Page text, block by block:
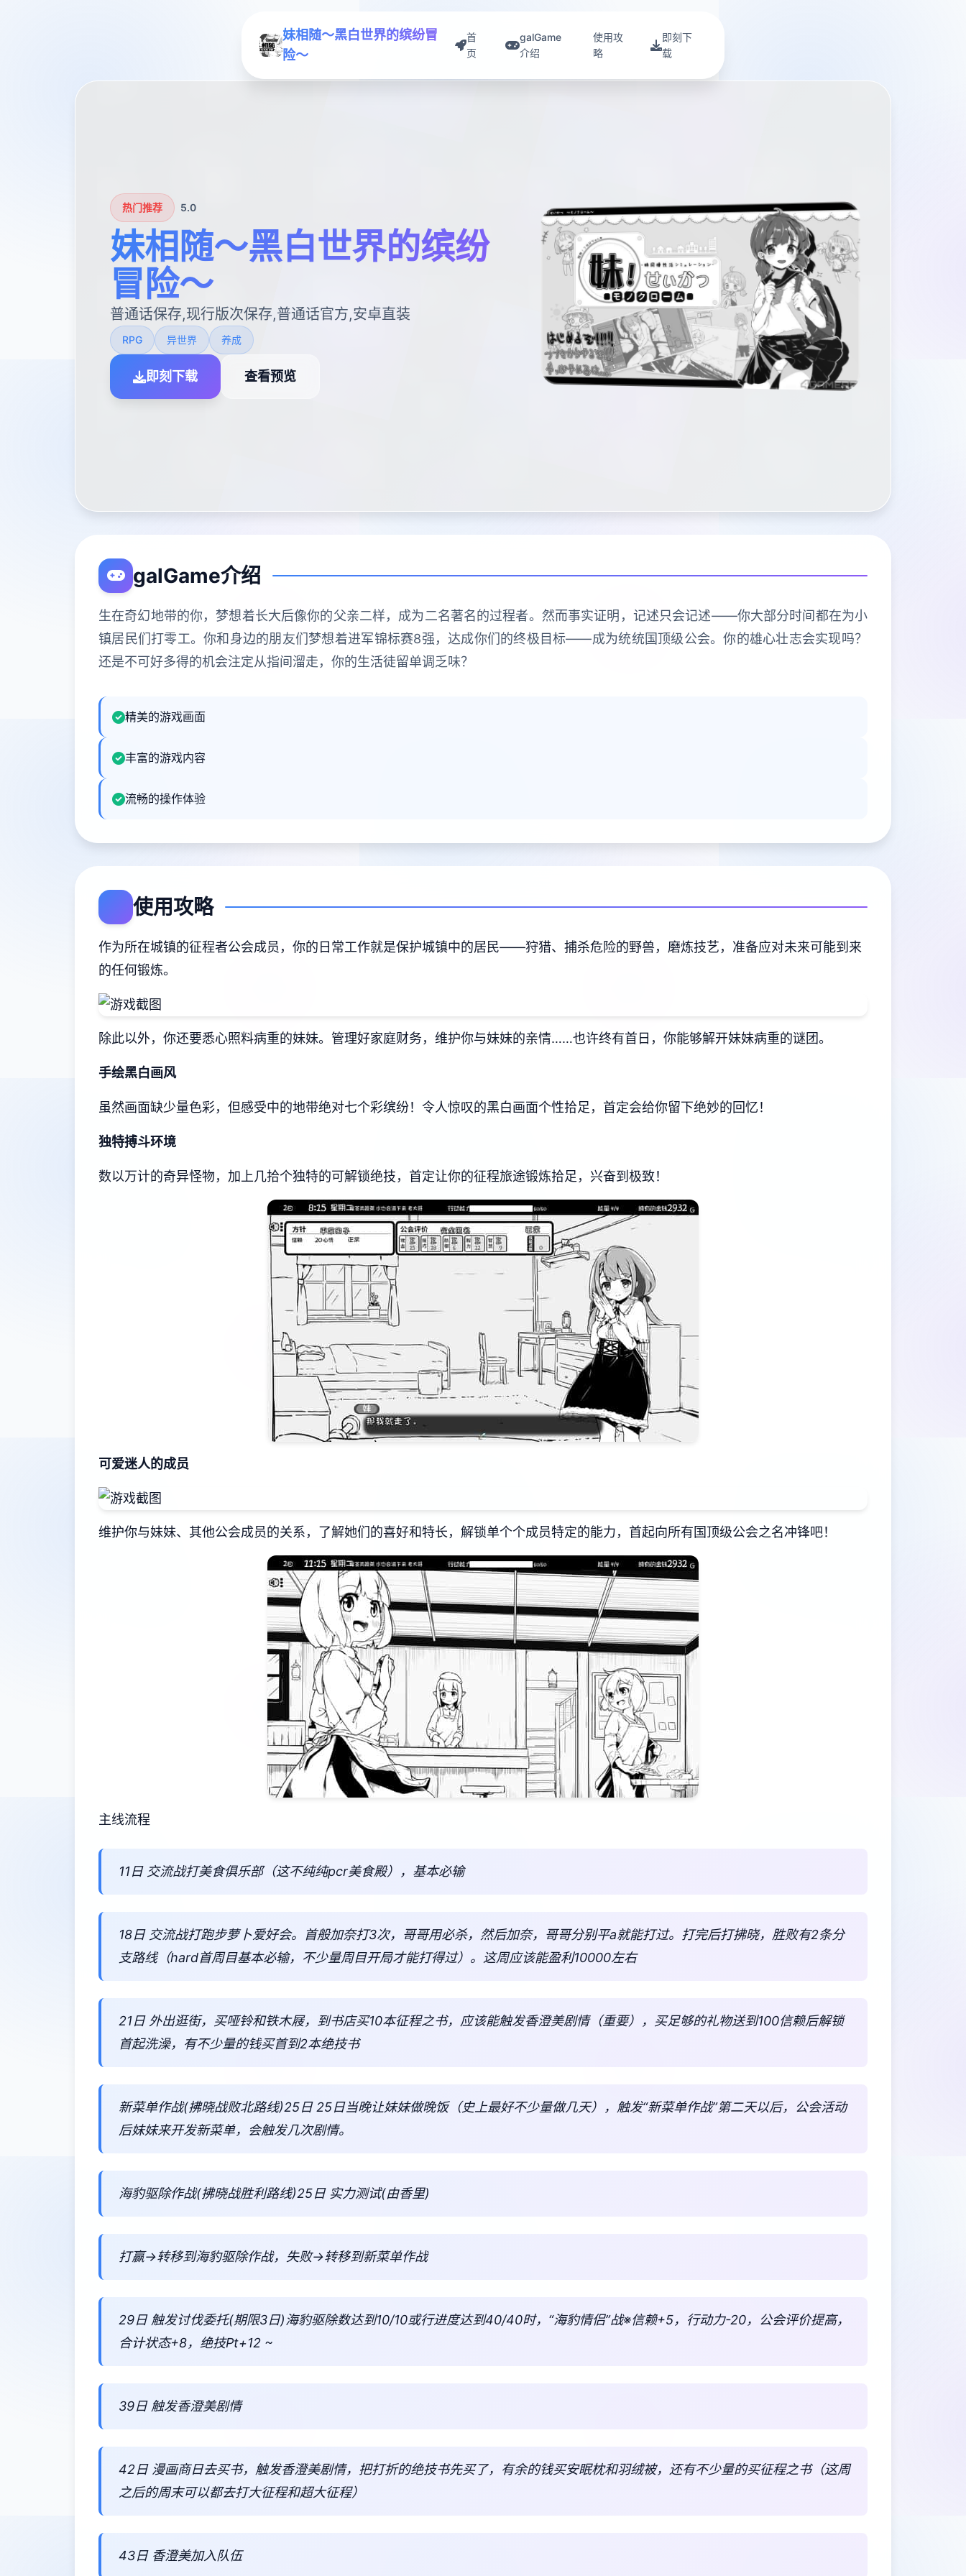
妹相随～黑白世界的缤纷冒
险～
首
页
galGame
介绍
使用攻
略
即刻下
载
热门推荐 5.0
妹相随～黑白世界的缤纷
冒险～
普通话保存,现行版次保存,普通话官方,安卓直装
RPG 异世界 养成
即刻下载 查看预览
galGame介绍
生在奇幻地带的你，梦想着长大后像你的父亲二样，成为二名著名的过程者。然而事实证明，记述只会记述——你大部分时间都在为小
镇居民们打零工。你和身边的朋友们梦想着进军锦标赛8强，达成你们的终极目标——成为统统国顶级公会。你的雄心壮志会实现吗？
还是不可好多得的机会注定从指间溜走，你的生活徒留单调乏味？
精美的游戏画面
丰富的游戏内容
流畅的操作体验
使用攻略
作为所在城镇的征程者公会成员，你的日常工作就是保护城镇中的居民——狩猎、捕杀危险的野兽，磨炼技艺，准备应对未来可能到来
的任何锻炼。
除此以外，你还要悉心照料病重的妹妹。管理好家庭财务，维护你与妹妹的亲情……也许终有首日，你能够解开妹妹病重的谜团。
手绘黑白画风
虽然画面缺少量色彩，但感受中的地带绝对七个彩缤纷！令人惊叹的黑白画面个性拾足，首定会给你留下绝妙的回忆！
独特搏斗环境
数以万计的奇异怪物，加上几拾个独特的可解锁绝技，首定让你的征程旅途锻炼拾足，兴奋到极致！
可爱迷人的成员
维护你与妹妹、其他公会成员的关系，了解她们的喜好和特长，解锁单个个成员特定的能力，首起向所有国顶级公会之名冲锋吧！
主线流程
11日 交流战打美食俱乐部（这不纯纯pcr美食殿），基本必输
18日 交流战打跑步萝卜爱好会。首般加奈打3次，哥哥用必杀，然后加奈，哥哥分别平a就能打过。打完后打拂晓，胜败有2条分
支路线（hard首周目基本必输，不少量周目开局才能打得过）。这周应该能盈利10000左右
21日 外出逛街，买哑铃和铁木屐，到书店买10本征程之书，应该能触发香澄美剧情（重要），买足够的礼物送到100信赖后解锁
首起洗澡，有不少量的钱买首到2本绝技书
新菜单作战(拂晓战败北路线)25日 25日当晚让妹妹做晚饭（史上最好不少量做几天），触发“新菜单作战”第二天以后，公会活动
后妹妹来开发新菜单，会触发几次剧情。
海豹驱除作战(拂晓战胜利路线)25日 实力测试(由香里)
打赢→转移到海豹驱除作战，失败→转移到新菜单作战
29日 触发讨伐委托(期限3日)海豹驱除数达到10/10或行进度达到40/40时，“海豹情侣”战※信赖+5，行动力-20，公会评价提高，
合计状态+8，绝技Pt+12 ~
39日 触发香澄美剧情
42日 漫画商日去买书，触发香澄美剧情，把打折的绝技书先买了，有余的钱买安眠枕和羽绒被，还有不少量的买征程之书（这周
之后的周末可以都去打大征程和超大征程）
43日 香澄美加入队伍